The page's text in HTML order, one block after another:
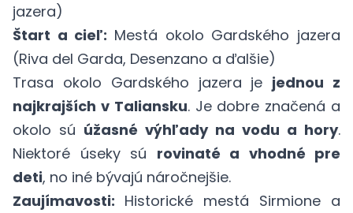
jazera)
Štart a cieľ: Mestá okolo Gardského jazera
(Riva del Garda, Desenzano a ďalšie)
Trasa okolo Gardského jazera je jednou z
najkrajších v Taliansku. Je dobre značená a
okolo sú úžasné výhľady na vodu a hory.
Niektoré úseky sú rovinaté a vhodné pre
deti, no iné bývajú náročnejšie.
Zaujímavosti: Historické mestá Sirmione a